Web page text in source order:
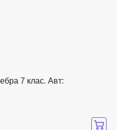
7 клас. Авт: